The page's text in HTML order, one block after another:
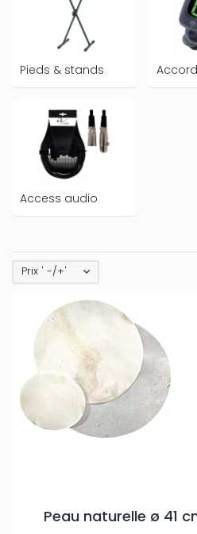
Pieds & stands
Access audio
Prix ' -/+'
Peau naturelle ø 41